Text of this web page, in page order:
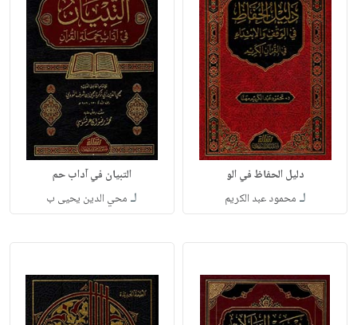
دليل الحفاظ في الو
لـ محمود عبد الكريم
التبيان في آداب حم
لـ محي الدين يحيى ب